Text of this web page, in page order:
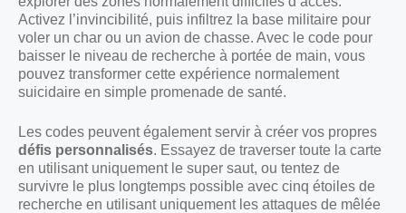
Activez l’invincibilité, puis infiltrez la base militaire pour
voler un char ou un avion de chasse. Avec le code pour
baisser le niveau de recherche à portée de main, vous
pouvez transformer cette expérience normalement
suicidaire en simple promenade de santé.
Les codes peuvent également servir à créer vos propres
défis personnalisés. Essayez de traverser toute la carte
en utilisant uniquement le super saut, ou tentez de
survivre le plus longtemps possible avec cinq étoiles de
recherche en utilisant uniquement les attaques de mêlée